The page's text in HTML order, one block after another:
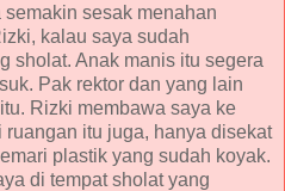
sesak menahan
kalau saya sudah
sholat. Anak manis itu segera
Pak rektor dan yang lain
Rizki membawa saya ke
itu juga, hanya disekat
plastik yang sudah koyak.
di tempat sholat yang